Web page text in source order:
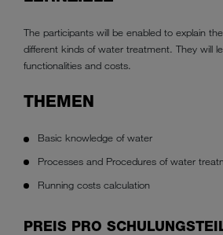
The participants will be enabled to explain
different kinds of water treatment. They will
functionalities and costs.
THEMEN
Basic knowledge of water
Processes and Procedures of water
Running costs calculation
PREIS PRO